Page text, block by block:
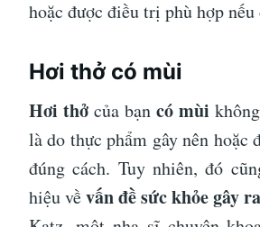
hoặc được điều trị phù hợp nếu
Hơi thở có mùi
Hơi thở của bạn có mùi
là do thực phẩm gây nên hoặc
đúng cách. Tuy nhiên, đó
hiệu vềvấn đề sức khỏe gây ra